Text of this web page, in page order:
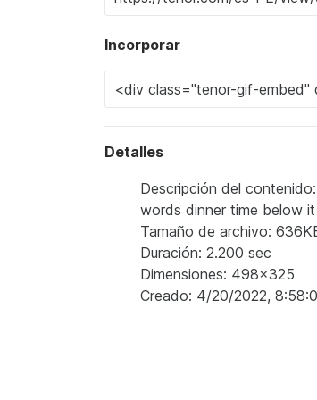
Incorporar
Detalles
Descripción del
words dinner time below it
Tamaño de archivo:
Duración: 2.200 sec
Dimensiones: 498x325
Creado: 4/20/2022,